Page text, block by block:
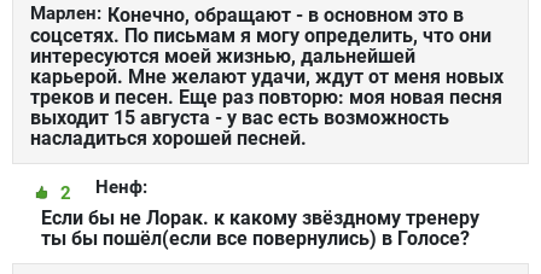
Марлен: Конечно, обращают - в основном это в
соцсетях. По письмам я могу определить, что они
интересуются моей жизнью, дальнейшей
карьерой. Мне желают удачи, ждут от меня новых
треков и песен. Еще раз повторю: моя новая песня
выходит 15 августа - у вас есть возможность
насладиться хорошей песней.
Ненф:
2
Если бы не Лорак. к какому звёздному тренеру
ты бы пошёл(если все повернулись) в Голосе?